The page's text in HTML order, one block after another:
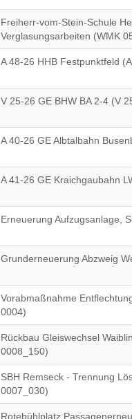
Freiherr-vom-Stein-Schule
Verglasungsarbeiten (WMK
A 48-26 HHB Festpunktfeld
V 25-26 GE BHW BA 2-4 (V
A 40-26 GE Albtalbahn
A 41-26 GE Kraichgaubahn
Erneuerung Aufzugsanlage,
Grunderneuerung Abzweig
Vorabmaßnahme
0004)
Rückbau Gleiswechsel
0008_150)
SBH Remseck - Trennung
0007_030)
Rotebühlplatz